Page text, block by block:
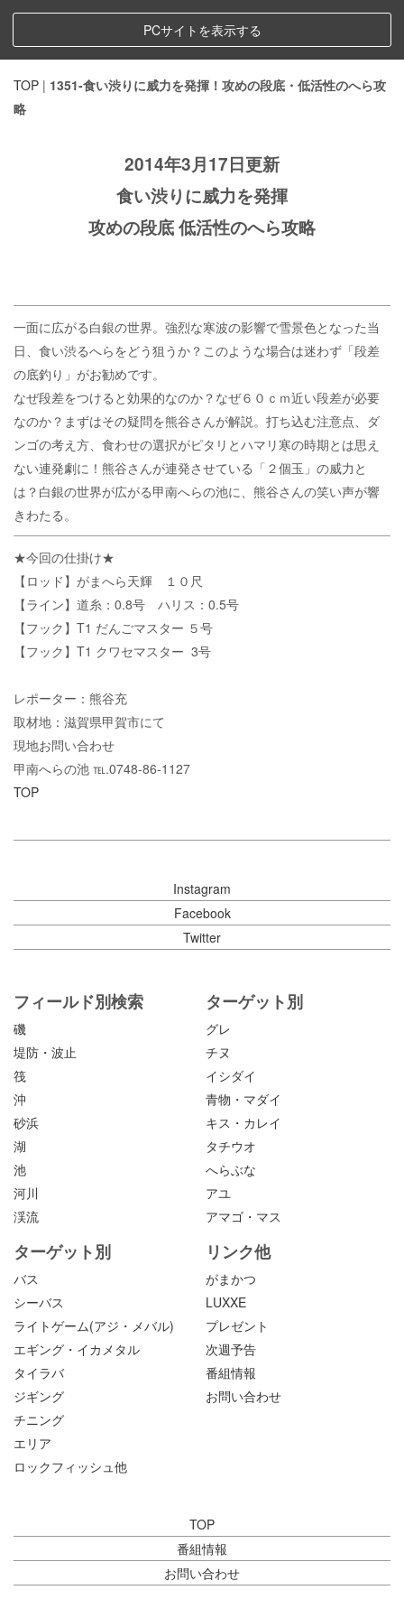
PCサイトを表示する
TOP | 1351-食い渋りに威力を発揮！攻めの段底・低活性のへら攻
略
2014年3月17日更新
食い渋りに威力を発揮
攻めの段底 低活性のへら攻略
一面に広がる白銀の世界。強烈な寒波の影響で雪景色となった当
日、食い渋るへらをどう狙うか？このような場合は迷わず「段差
の底釣り」がお勧めです。
なぜ段差をつけると効果的なのか？なぜ６０ｃｍ近い段差が必要
なのか？まずはその疑問を熊谷さんが解説。打ち込む注意点、ダ
ンゴの考え方、食わせの選択がピタリとハマリ寒の時期とは思え
ない連発劇に！熊谷さんが連発させている「２個玉」の威力と
は？白銀の世界が広がる甲南へらの池に、熊谷さんの笑い声が響
きわたる。
★今回の仕掛け★
【ロッド】がまへら天輝 １０尺
【ライン】道糸：0.8号 ハリス：0.5号
【フック】T1 だんごマスター ５号
【フック】T1 クワセマスター 3号
レポーター：熊谷充
取材地：滋賀県甲賀市にて
現地お問い合わせ
甲南へらの池 ℡.0748-86-1127
TOP
Instagram
Facebook
Twitter
フィールド別検索
磯
堤防・波止
筏
沖
砂浜
湖
池
河川
渓流
ターゲット別
グレ
チヌ
イシダイ
青物・マダイ
キス・カレイ
タチウオ
へらぶな
アユ
アマゴ・マス
ターゲット別
バス
シーバス
ライトゲーム(アジ・メバル)
エギング・イカメタル
タイラバ
ジギング
チニング
エリア
ロックフィッシュ他
リンク他
がまかつ
LUXXE
プレゼント
次週予告
番組情報
お問い合わせ
TOP
番組情報
お問い合わせ